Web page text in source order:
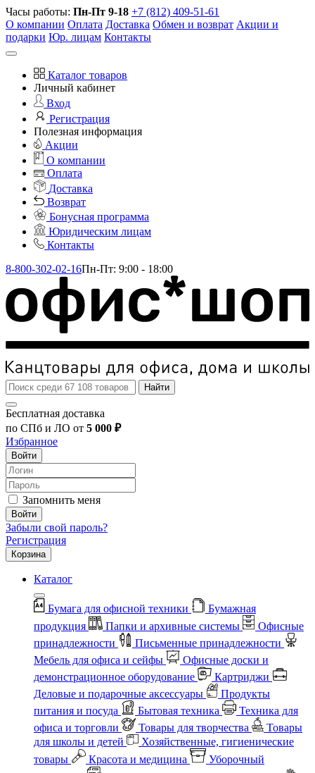
Часы работы: Пн-Пт 9-18 +7 (812) 409-51-61
О компании Оплата Доставка Обмен и возврат Акции и
подарки Юр. лицам Контакты
Каталог товаров
Личный кабинет
Вход
Регистрация
Полезная информация
Акции
О компании
Оплата
Доставка
Возврат
Бонусная программа
Юридическим лицам
Контакты
8-800-302-02-16Пн-Пт: 9:00 - 18:00
Найти
Бесплатная доставка
по СПб и ЛО от 5 000 ₽
Избранное
Войти
Запомнить меня
Войти
Забыли свой пароль?
Регистрация
Корзина
Каталог
Бумага для офисной техники
Бумажная
продукция
Папки и архивные системы
Офисные
принадлежности
Письменные принадлежности
Мебель для офиса и сейфы
Офисные доски и
демонстрационное оборудование
Картриджи
Деловые и подарочные аксессуары
Продукты
питания и посуда
Бытовая техника
Техника для
офиса и торговли
Товары для творчества
Товары
для школы и детей
Хозяйственные, гигиенические
товары
Красота и медицина
Уборочный